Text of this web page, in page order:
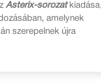
Asterix-sorozat
amelynek
szerepelnek újra